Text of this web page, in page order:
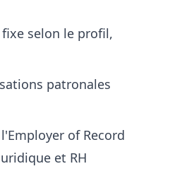
fixe selon le profil,
patronales
of Record
et RH